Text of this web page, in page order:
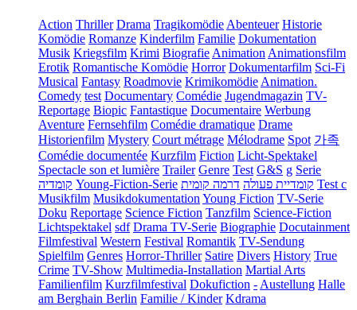
Action Thriller Drama Tragikomödie Abenteuer Historie
Komödie Romanze Kinderfilm Familie Dokumentation
Musik Kriegsfilm Krimi Biografie Animation Animationsfilm
Erotik Romantische Komödie Horror Dokumentarfilm Sci-Fi
Musical Fantasy Roadmovie Krimikomödie Animation.
Comedy test Documentary Comédie Jugendmagazin TV-
Reportage Biopic Fantastique Documentaire Werbung
Aventure Fernsehfilm Comédie dramatique Drame
Historienfilm Mystery Court métrage Mélodrame Spot 가족
Comédie documentée Kurzfilm Fiction Licht-Spektakel
Spectacle son et lumière Trailer Genre Test G&S g Serie
קומדיה Young-Fiction-Serie קומדיית פעולה דרמה קומית
Test c
Musikfilm Musikdokumentation Young Fiction TV-Serie
Doku Reportage Science Fiction Tanzfilm Science-Fiction
Lichtspektakel sdf Drama TV-Serie Biographie Docutainment
Filmfestival Western Festival Romantik TV-Sendung
Spielfilm Genres Horror-Thriller Satire Divers History True
Crime TV-Show Multimedia-Installation Martial Arts
Familienfilm Kurzfilmfestival Dokufiction - Austellung Halle
am Berghain Berlin Familie / Kinder Kdrama